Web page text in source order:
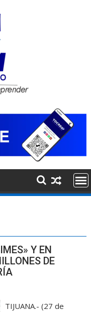
Y EN
DE
TIJUANA.- (27 de